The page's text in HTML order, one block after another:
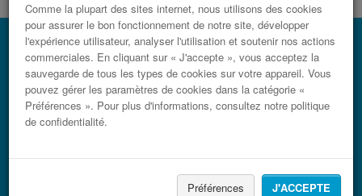
Comme la plupart des sites internet, nous utilisons des cookies
pour assurer le bon fonctionnement de notre site, développer
l'expérience utilisateur, analyser l'utilisation et soutenir nos actions
commerciales. En cliquant sur « J'accepte », vous acceptez la
sauvegarde de tous les types de cookies sur votre appareil. Vous
pouvez gérer les paramètres de cookies dans la catégorie «
Préférences ». Pour plus d'informations, consultez notre politique
de confidentialité.
Préférences J'ACCEPTE
Bus Palerme Rende pas cher
Trouvez votre billet de bus moins cher